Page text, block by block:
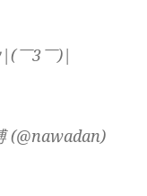
|(￣3￣)|
(@nawadan)